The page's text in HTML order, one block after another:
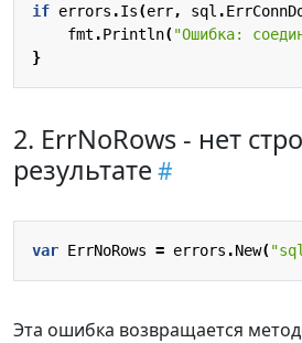
if errors .Is(err, sql .
fmt .Println("Ошибка:
}
2. ErrNoRows - нет
результате
var ErrNoRows = errors .New(
Эта ошибка возвращается